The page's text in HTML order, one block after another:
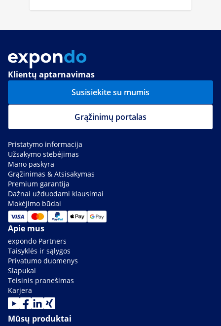
Klientų aptarnavimas
Susisiekite su mumis
Grąžinimų portalas
Pristatymo informacija
Užsakymo stebėjimas
Mano paskyra
Grąžinimas & Atsisakymas
Premium garantija
Dažnai užduodami klausimai
Mokėjimo būdai
Apie mus
expondo Partners
Taisyklės ir sąlygos
Privatumo duomenys
Slapukai
Teisinis pranešimas
Karjera
Mūsų produktai